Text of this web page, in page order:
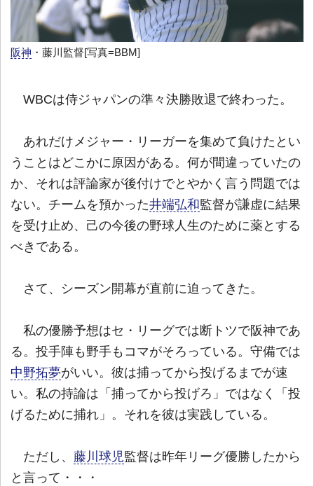
阪神 ・藤川監督[写真=BBM]
WBCは侍ジャパンの準々決勝敗退で終わった。
あれだけメジャー・リーガーを集めて負けたとい
うことはどこかに原因がある。何が間違っていたの
か、それは評論家が後付けでとやかく言う問題では
ない。チームを預かった井端弘和監督が謙虚に結果
を受け止め、己の今後の野球人生のために薬とする
べきである。
さて、シーズン開幕が直前に迫ってきた。
私の優勝予想はセ・リーグでは断トツで阪神であ
る。投手陣も野手もコマがそろっている。守備では
中野拓夢がいい。彼は捕ってから投げるまでが速
い。私の持論は「捕ってから投げろ」ではなく「投
げるために捕れ」。それを彼は実践している。
ただし、 藤川球児監督は昨年リーグ優勝したから
と言って・・・